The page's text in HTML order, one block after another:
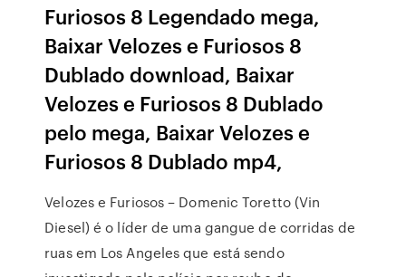
Furiosos 8 Legendado mega,
Baixar Velozes e Furiosos 8
Dublado download, Baixar
Velozes e Furiosos 8 Dublado
pelo mega, Baixar Velozes e
Furiosos 8 Dublado mp4,
Velozes e Furiosos – Domenic Toretto (Vin
Diesel) é o líder de uma gangue de corridas de
ruas em Los Angeles que está sendo